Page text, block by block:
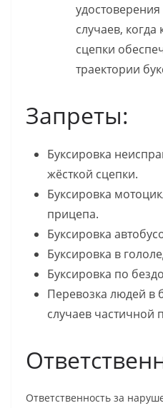
случаев, когда
сцепки
траектории
Запреты:
Буксировка
жёсткой сцепки.
Буксировка
прицепа.
Буксировка
Буксировка в
Буксировка по
Перевозка людей в
случаев частичной
Ответственность за